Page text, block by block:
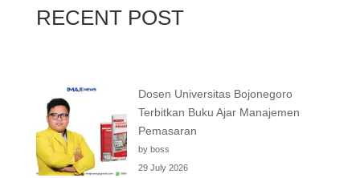
RECENT POST
Dosen Universitas Bojonegoro
Terbitkan Buku Ajar Manajemen
Pemasaran
by boss
29 July 2026